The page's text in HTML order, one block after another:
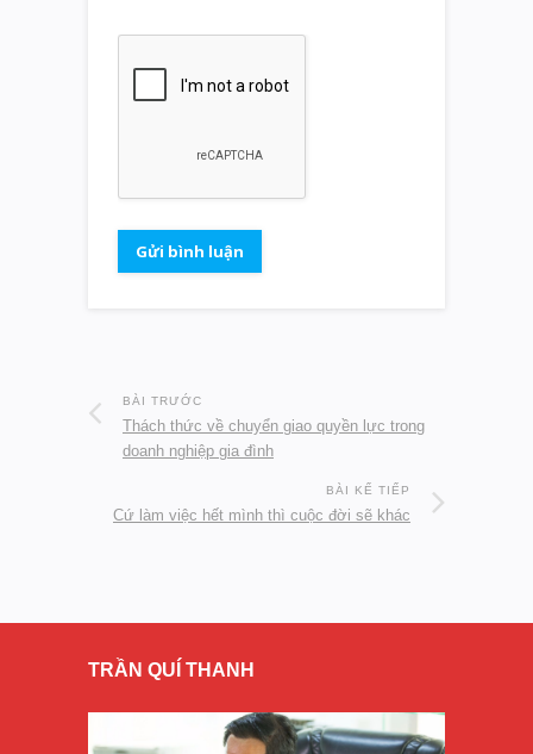
BÀI TRƯỚC
Thách thức về chuyển giao quyền lực trong
doanh nghiệp gia đình
BÀI KẾ TIẾP
Cứ làm việc hết mình thì cuộc đời sẽ khác
TRẦN QUÍ THANH